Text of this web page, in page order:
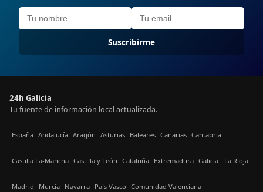
Suscribirme
24h Galicia
Tu fuente de información local actualizada.
España Andalucía Aragón Asturias Baleares Canarias Cantabria
Castilla La-Mancha Castilla y León Cataluña Extremadura Galicia La Rioja
Madrid Murcia Navarra País Vasco Comunidad Valenciana